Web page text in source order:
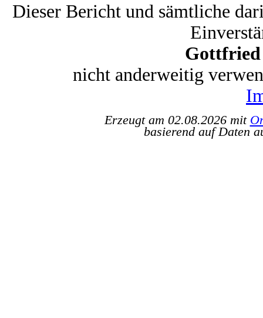
Dieser Bericht und sämtliche
Gottfried
nicht anderweitig
Erzeugt am 02.08.2026 mit
basierend auf Daten